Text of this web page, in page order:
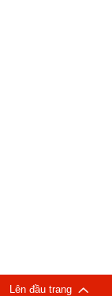
Lên đầu trang